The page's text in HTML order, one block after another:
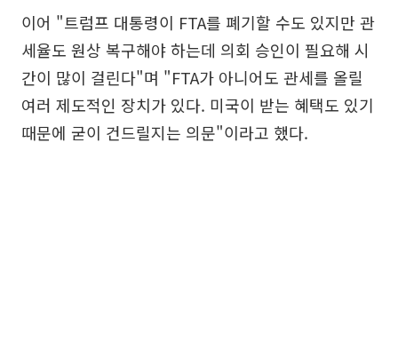
이어 "트럼프 대통령이 FTA를 폐기할 수도 있지만 관
세율도 원상 복구해야 하는데 의회 승인이 필요해 시
간이 많이 걸린다"며 "FTA가 아니어도 관세를 올릴
여러 제도적인 장치가 있다. 미국이 받는 혜택도 있기
때문에 굳이 건드릴지는 의문"이라고 했다.